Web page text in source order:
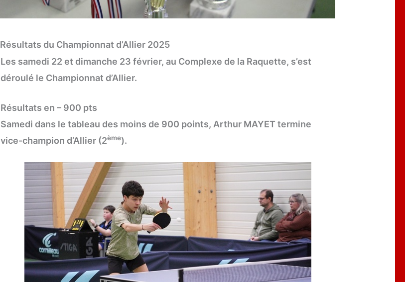
Résultats du Championnat d’Allier 2025
Les samedi 22 et dimanche 23 février, au Complexe de la Raquette, s’est
déroulé le Championnat d’Allier.
Résultats en – 900 pts
Samedi dans le tableau des moins de 900 points, Arthur MAYET termine
vice-champion d’Allier (2ème).